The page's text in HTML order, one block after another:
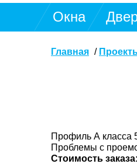
Окна
Главная
Профиль А класса
Проблемы с
Стоимость заказа: